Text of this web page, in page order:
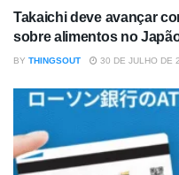
Takaichi deve avançar
sobre alimentos no
BY THINGSOUT 30 DE JULHO DE